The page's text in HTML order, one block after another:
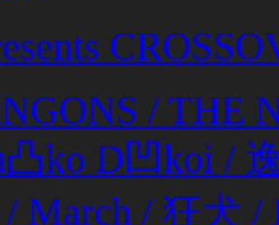
/ THE
凸ko D凹koi /
March / 狂犬